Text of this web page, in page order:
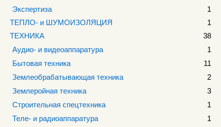
Экспертиза
1
ТЕПЛО- и ШУМОИЗОЛЯЦИЯ
1
ТЕХНИКА
38
Аудио- и видеоаппаратура
1
Бытовая техника
11
Землеобрабатывающая техника
2
Землеройная техника
3
Строительная спецтехника
1
Теле- и радиоаппаратура
1